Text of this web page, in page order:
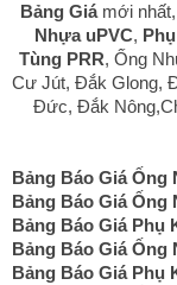
Bảng Giámới nhất,
Nhựa uPVC,
Tùng PRR, Ống
Cư Jút, Đắk Glong,
Đức, Đắk
Bảng Báo Giá Ống
Bảng Báo Giá Ống
Bảng Báo Giá Phụ
Bảng Báo Giá Ống
Bảng Báo Giá Phụ